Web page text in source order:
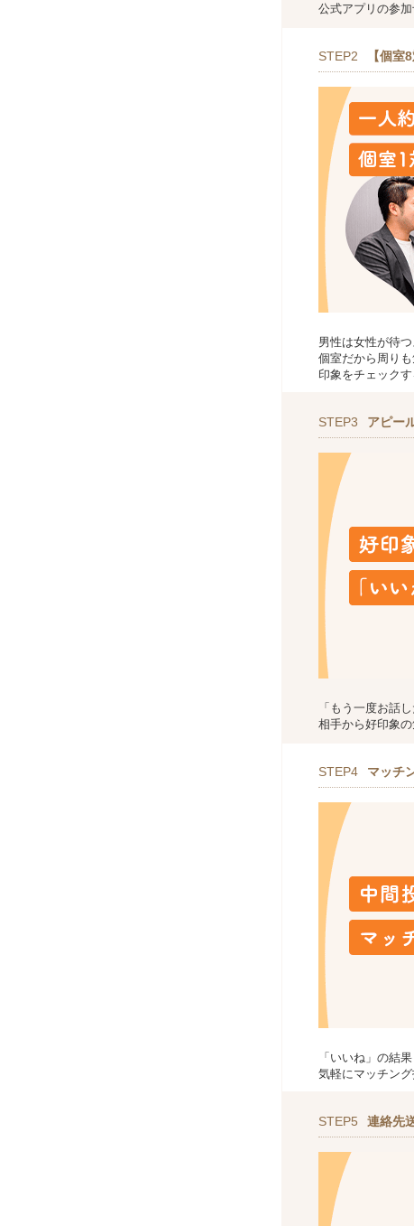
公式アプリの参
STEP2 【個室
男性は女性が待つ
個室だから周りも
印象をチェック
STEP3 アピー
「もう一度お話
相手から好印象
STEP4 マッチ
「いいね」の結
気軽にマッチン
STEP5 連絡先